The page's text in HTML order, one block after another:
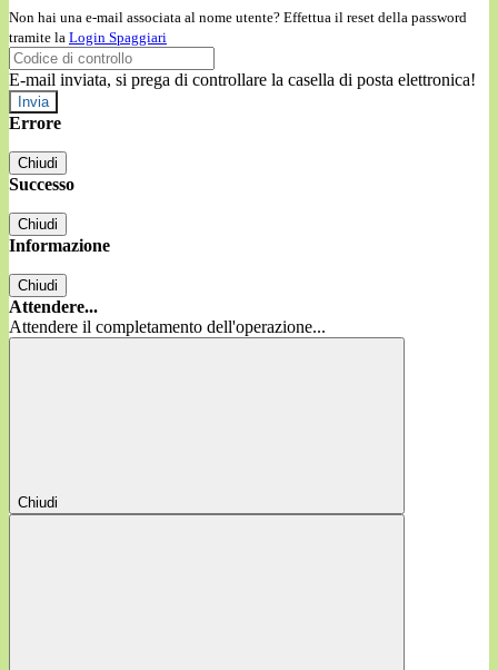
Non hai una e-mail associata al nome utente? Effettua il reset della password
tramite la Login Spaggiari
E-mail inviata, si prega di controllare la casella di posta elettronica!
Errore
Chiudi
Successo
Chiudi
Informazione
Chiudi
Attendere...
Attendere il completamento dell'operazione...
Chiudi